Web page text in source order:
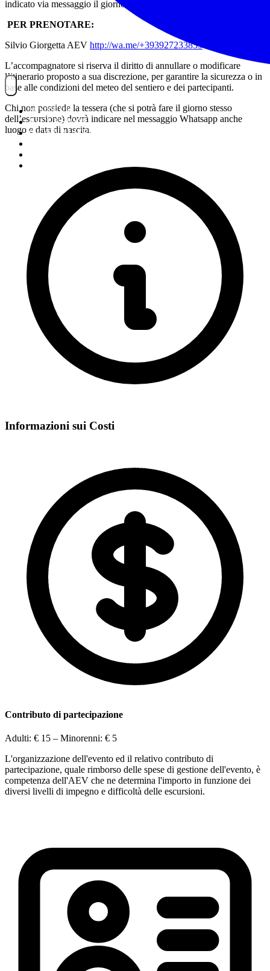
NOITREK
ESCURSIONI
GIORNALIERI
indicato via messaggio il giorno prima dell’escursione.
PER PRENOTARE:
Silvio Giorgetta AEV http://wa.me/+393927233833
L’accompagnatore si riserva il diritto di annullare o modificare
l’itinerario proposto a sua discrezione, per garantire la sicurezza o in
base alle condizioni del meteo del sentiero e dei partecipanti.
Chi non possiede la tessera (che si potrà fare il giorno stesso
dell’escursione) dovrà indicare nel messaggio Whatsapp anche
luogo e data di nascita.
Informazioni sui Costi
Contributo di partecipazione
Adulti: € 15 – Minorenni: € 5
L'organizzazione dell'evento ed il relativo contributo di
partecipazione, quale rimborso delle spese di gestione dell'evento, è
competenza dell'AEV che ne determina l'importo in funzione dei
diversi livelli di impegno e difficoltà delle escursioni.